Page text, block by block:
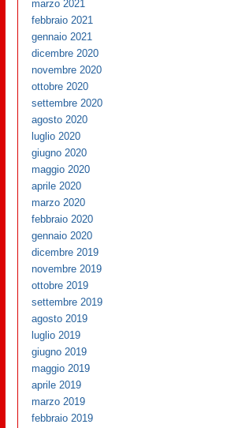
marzo 2021
febbraio 2021
gennaio 2021
dicembre 2020
novembre 2020
ottobre 2020
settembre 2020
agosto 2020
luglio 2020
giugno 2020
maggio 2020
aprile 2020
marzo 2020
febbraio 2020
gennaio 2020
dicembre 2019
novembre 2019
ottobre 2019
settembre 2019
agosto 2019
luglio 2019
giugno 2019
maggio 2019
aprile 2019
marzo 2019
febbraio 2019